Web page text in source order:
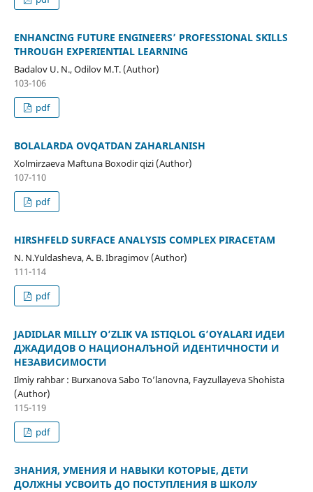
ENHANCING FUTURE ENGINEERS’ PROFESSIONAL SKILLS
THROUGH EXPERIENTIAL LEARNING
Badalov U. N., Odilov M.T. (Author)
103-106
pdf
BOLALARDA OVQATDAN ZAHARLANISH
Xolmirzaeva Maftuna Boxodir qizi (Author)
107-110
pdf
HIRSHFELD SURFACE ANALYSIS COMPLEX PIRACETAM
N. N.Yuldasheva, A. B. Ibragimov (Author)
111-114
pdf
JADIDLAR MILLIY O’ZLIK VA ISTIQLOL G’OYALARI ИДЕИ
ДЖАДИДОВ О НАЦИОНАЛЪНОЙ ИДЕНТИЧНОСТИ И
НЕЗАВИСИМОСТИ
Ilmiy rahbar : Burxanova Sabo To’lanovna, Fayzullayeva Shohista
(Author)
115-119
pdf
ЗНАНИЯ, УМЕНИЯ И НАВЫКИ КОТОРЫЕ, ДЕТИ
ДОЛЖНЫ УСВОИТЬ ДО ПОСТУПЛЕНИЯ В ШКОЛУ